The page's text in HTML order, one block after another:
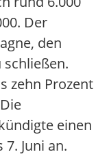
Der
den
schließen.
zehn Prozent
einen
Juni an.